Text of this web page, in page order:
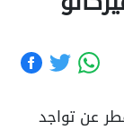
عن تواجد